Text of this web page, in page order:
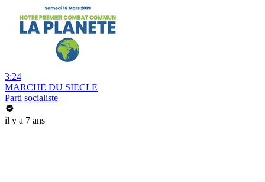
3:24
MARCHE DU SIECLE
Parti socialiste
il y a 7 ans